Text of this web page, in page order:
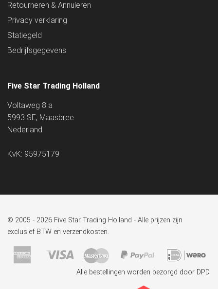
Retourneren & Annuleren
Privacy verklaring
Statiegeld
Bedrijfsgegevens
Five Star Trading Holland
Voltaweg 8 a
5993 SE, Maasbree
Nederland
KvK: 95975179
© 2005 - 2026 Five Star Trading Holland - Alle prijzen zijn
exclusief BTW en verzendkosten.
Alle bestellingen worden bezorgd door DPD.